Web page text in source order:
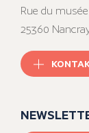
Rue du musée
25360